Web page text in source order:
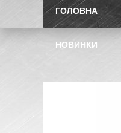
ГОЛОВНА
НОВИНКИ